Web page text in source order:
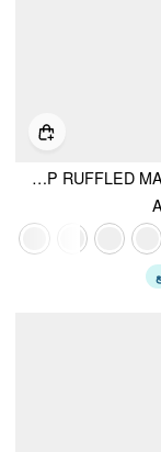
COTTON-BLEND SCULPTURAL SWEETHEART DITSY FLORAL LACE UP RUFFLED MAXI DRESS